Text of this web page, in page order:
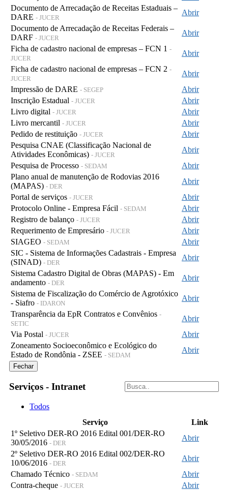
Documento de Arrecadação de Receitas Estaduais –
DARE - JUCER
Abrir
Documento de Arrecadação de Receitas Federais –
DARF - JUCER
Abrir
Ficha de cadastro nacional de empresas – FCN 1 -
JUCER
Abrir
Ficha de cadastro nacional de empresas – FCN 2 -
JUCER
Abrir
Impressão de DARE - SEGEP
Abrir
Inscrição Estadual - JUCER
Abrir
Livro digital - JUCER
Abrir
Livro mercantil - JUCER
Abrir
Pedido de restituição - JUCER
Abrir
Pesquisa CNAE (Classificação Nacional de
Atividades Econômicas) - JUCER
Abrir
Pesquisa de Processo - SEDAM
Abrir
Plano anual de manutenção de Rodovias 2016
(MAPAS) - DER
Abrir
Portal de serviços - JUCER
Abrir
Protocolo Online - Empresa Fácil - SEDAM
Abrir
Registro de balanço - JUCER
Abrir
Requerimento de Empresário - JUCER
Abrir
SIAGEO - SEDAM
Abrir
SIC - Sistema de Informações Cadastrais - Empresa
(SINAD) - DER
Abrir
Sistema Cadastro Digital de Obras (MAPAS) - Em
andamento - DER
Abrir
Sistema de Fiscalização do Comércio de Agrotóxico
- Siafro - IDARON
Abrir
Transparência da EpR Contratos e Convênios -
SETIC
Abrir
Via Postal - JUCER
Abrir
Zoneamento Socioeconômico e Ecológico do
Estado de Rondônia - ZSEE - SEDAM
Abrir
Fechar
Serviços - Intranet
Todos
Serviço
Link
1º Seletivo DER-RO 2016 Edital 001/DER-RO
30/05/2016 - DER
Abrir
2º Seletivo DER-RO 2016 Edital 002/DER-RO
10/06/2016 - DER
Abrir
Chamado Técnico - SEDAM
Abrir
Contra-cheque - JUCER
Abrir